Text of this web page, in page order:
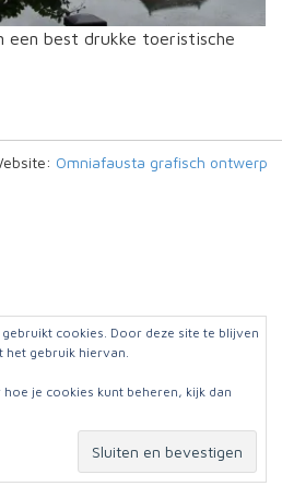
best drukke toeristische
Omniafausta grafisch ontwerp
cookies. Door deze site te blijven
het gebruik hiervan.
je cookies kunt beheren, kijk dan